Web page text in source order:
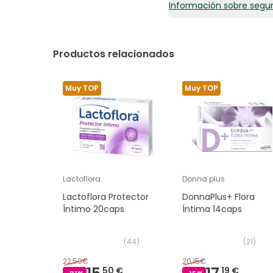
42,63€ / 100 ml
Información sobre
Productos relacionados
Muy TOP
Lactoflora
Lactoflora Protector
Íntimo 20caps
(44)
22,50€
Muy TOP
Donna plus
DonnaPlus+ Flora
Íntima 14caps
(21)
20,15€